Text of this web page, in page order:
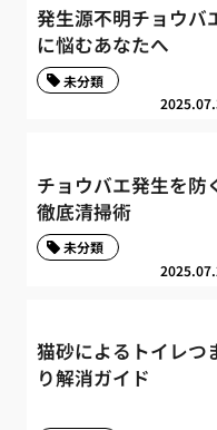
発生源不明チョウバ
に悩むあなたへ
未分類
チョウバエ発生を防
徹底清掃術
未分類
猫砂によるトイレつ
り解消ガイド